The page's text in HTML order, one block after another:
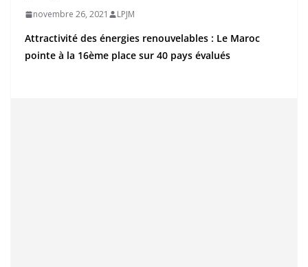
novembre 26, 2021 LPJM
Attractivité des énergies renouvelables : Le Maroc
pointe à la 16ème place sur 40 pays évalués